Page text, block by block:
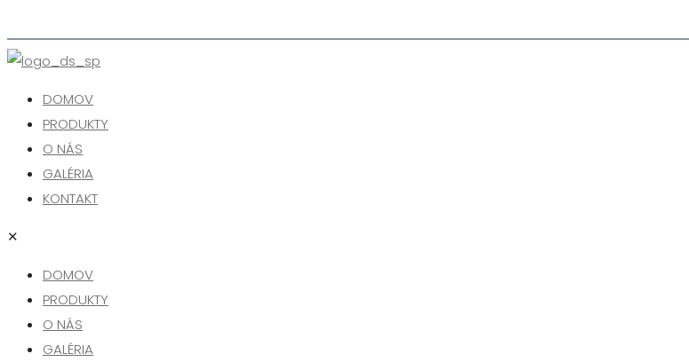
DOMOV
PRODUKTY
O NÁS
GALÉRIA
KONTAKT
✕
DOMOV
PRODUKTY
O NÁS
GALÉRIA